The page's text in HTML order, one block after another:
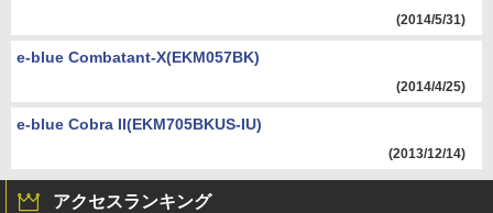
(2014/5/31)
e-blue Combatant-X(EKM057BK)
(2014/4/25)
e-blue Cobra II(EKM705BKUS-IU)
(2013/12/14)
アクセスランキング